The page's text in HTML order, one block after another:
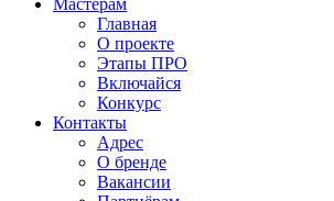
Мастерам
Главная
О проекте
Этапы ПРО
Включайся
Конкурс
Контакты
Адрес
О бренде
Вакансии